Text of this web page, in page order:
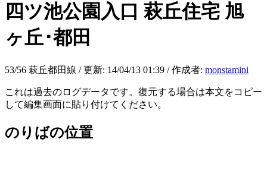
四ツ池公園入口 萩丘住宅 旭
ヶ丘･都田
53/56 萩丘都田線 / 更新: 14/04/13 01:39 / 作成者: monstamini
これは過去のログデータです。復元する場合は本文をコピー
して編集画面に貼り付けてください。
のりばの位置